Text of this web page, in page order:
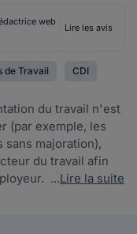
web
Lire les avis
de Travail CDI
du travail n'est
(par exemple, les
sans majoration),
du travail afin
...Lire la suite